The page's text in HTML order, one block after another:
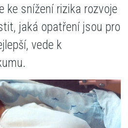
ke snížení rizika rozvoje
jaká opatření jsou pro
vede k